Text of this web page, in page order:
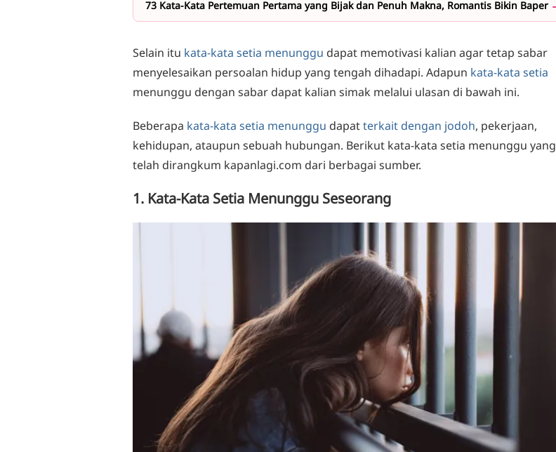
73 Kata-Kata Pertemuan Pertama yang Bijak dan Penuh Makna, Romantis Bikin Baper
Selain itu kata-kata setia menunggu dapat memotivasi kalian agar tetap sabar
menyelesaikan persoalan hidup yang tengah dihadapi. Adapun kata-kata setia
menunggu dengan sabar dapat kalian simak melalui ulasan di bawah ini.
Beberapa kata-kata setia menunggu dapatterkait dengan jodoh, pekerjaan,
kehidupan, ataupun sebuah hubungan. Berikut kata-kata setia menunggu yang
telah dirangkum kapanlagi.com dari berbagai sumber.
1. Kata-Kata Setia Menunggu Seseorang